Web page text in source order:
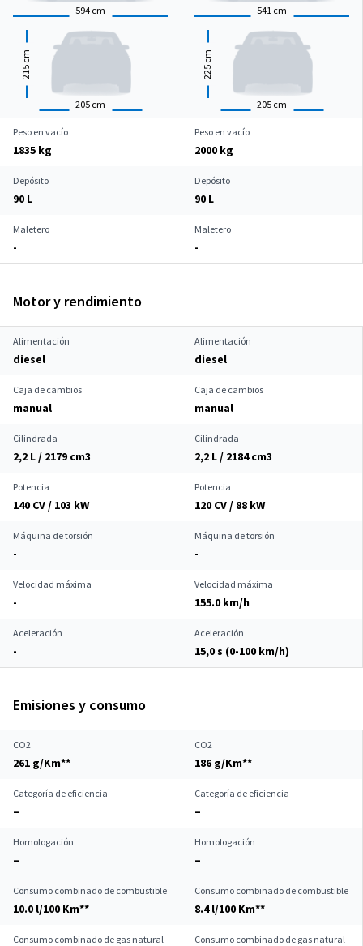
594 cm
205 cm
215
cm
541 cm
205 cm
225
cm
Peso en vacío
1835 kg
Peso en vacío
2000 kg
Depósito
90 L
Depósito
90 L
Maletero
-
Maletero
-
Motor y rendimiento
Alimentación
diesel
Alimentación
diesel
Caja de cambios
manual
Caja de cambios
manual
Cilindrada
2,2 L / 2179 cm3
Cilindrada
2,2 L / 2184 cm3
Potencia
140 CV / 103 kW
Potencia
120 CV / 88 kW
Máquina de torsión
-
Máquina de torsión
-
Velocidad máxima
-
Velocidad máxima
155.0 km/h
Aceleración
-
Aceleración
15,0 s (0-100 km/h)
Emisiones y consumo
CO2
261 g/Km**
CO2
186 g/Km**
Categoría de eficiencia
–
Categoría de eficiencia
–
Homologación
–
Homologación
–
Consumo combinado de combustible
10.0 l/100 Km**
Consumo combinado de combustible
8.4 l/100 Km**
Consumo combinado de gas natural Consumo combinado de gas natural